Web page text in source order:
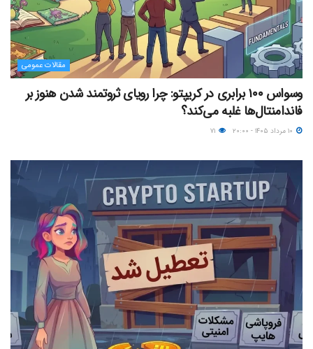
مقالات عمومی
وسواس ۱۰۰ برابری در کریپتو: چرا رویای ثروتمند شدن هنوز بر
فاندامنتال‌ها غلبه می‌کند؟